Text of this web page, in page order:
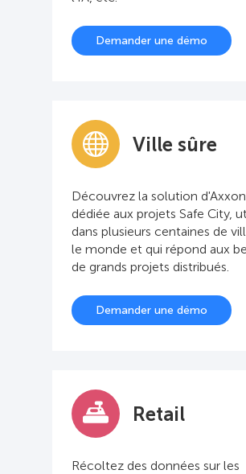
Demander une démo
Ville sûre
Découvrez la solution
dédiée aux projets Safe City,
dans plusieurs centaines de
le monde et qui répond aux
de grands projets distribués.
Demander une démo
Retail
Récoltez des données sur les